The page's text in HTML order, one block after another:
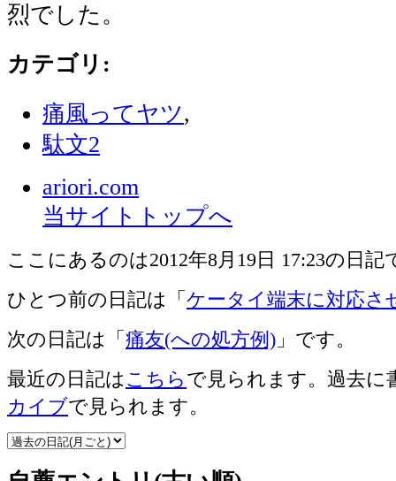
烈でした。
カテゴリ :
痛風ってヤツ,
駄文2
ariori.com
当サイトトップへ
ここにあるのは2012年8月19日 17:23の日記
ひとつ前の日記は「 ケータイ端末に対応さ
次の日記は「 痛友(への処方例) 」です。
最近の日記は こちら で見られます。過去に
カイブで見られます。